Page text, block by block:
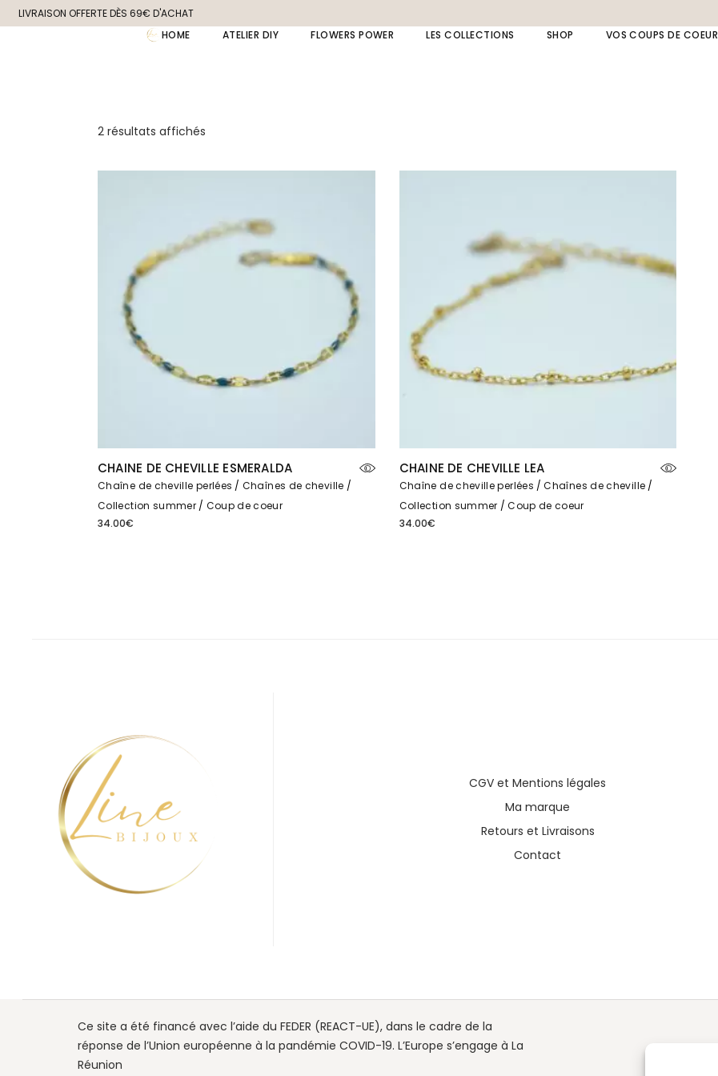
the
LIVRAISON OFFERTE DÈS 69€ D'ACHAT
HOME
ATELIER DIY FLOWERS POWER LES COLLECTIONS
Collection fête
Collection summer
Bijou à message /
initiale
SHOP VOS COUPS DE COEUR
2 résultats affichés
CHAINE DE CHEVILLE ESMERALDA
Chaîne de cheville perlées
Chaînes de cheville
Collection summer
Coup de coeur
34.00€
CHAINE DE CHEVILLE LEA
Chaîne de cheville perlées
Chaînes de cheville
Collection summer
Coup de coeur
34.00€
CGV etMentions légales
Ma marque
Retours et Livraisons
Contact
Ce site a été financé avec l’aide du FEDER (REACT-UE), dans le cadre de la
réponse de l’Union européenne à la pandémie COVID-19. L’Europe s’engage à La
Réunion